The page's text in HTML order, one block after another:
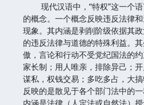
现代汉语中，“特权”这一个语
的概念。一个概念反映违反法律
现象。其内涵是剥削阶级依据其
的违反法律与道德的特殊利益。
傲，言论和行动不受党纪国法的
家长制；用人唯亲，排除异己；
谋私，权钱交易；多吃多占，大
反映的是散见于各个部门法中的